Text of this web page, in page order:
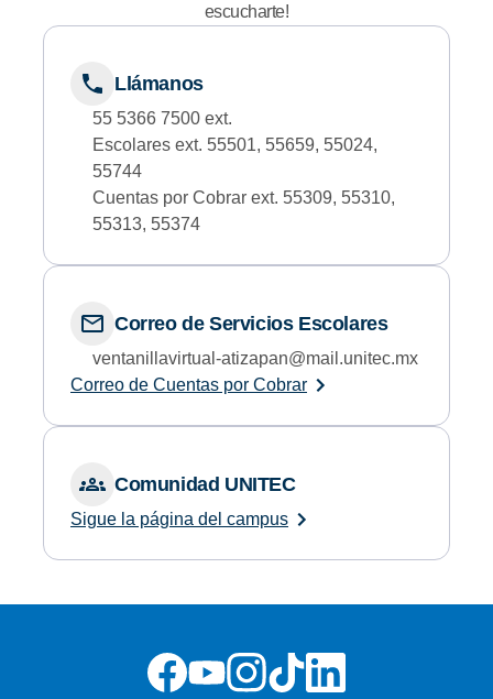
escucharte!
Llámanos
55 5366 7500 ext.
Escolares ext. 55501, 55659, 55024,
55744
Cuentas por Cobrar ext. 55309, 55310,
55313, 55374
Correo de Servicios Escolares
ventanillavirtual-atizapan@mail.unitec.mx
Correo de Cuentas por Cobrar
Comunidad UNITEC
Sigue la página del campus